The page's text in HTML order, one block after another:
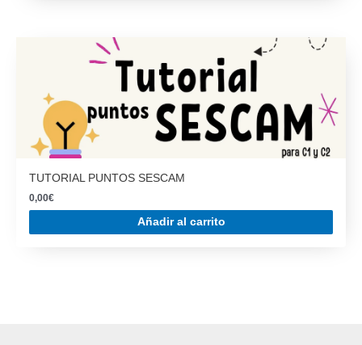
TUTORIAL PUNTOS SESCAM
0,00€
Añadir al carrito